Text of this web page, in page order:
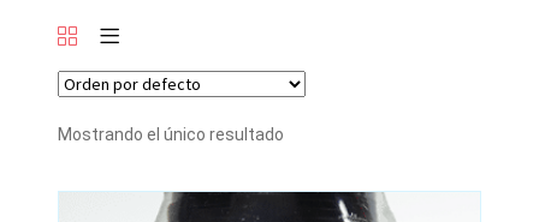
Mostrando el único resultado